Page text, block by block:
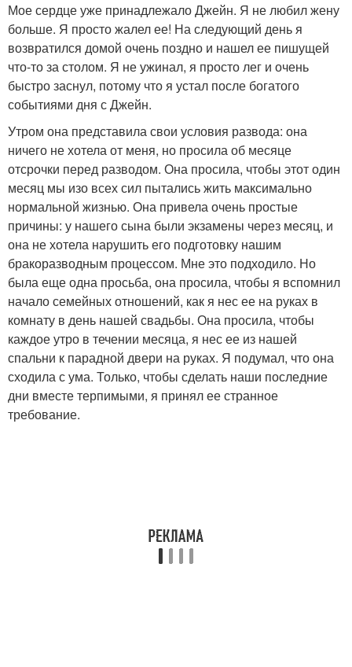
Мое сердце уже принадлежало Джейн. Я не любил жену
больше. Я просто жалел ее! На следующий день я
возвратился домой очень поздно и нашел ее пишущей
что-то за столом. Я не ужинал, я просто лег и очень
быстро заснул, потому что я устал после богатого
событиями дня с Джейн.
Утром она представила свои условия развода: она
ничего не хотела от меня, но просила об месяце
отсрочки перед разводом. Она просила, чтобы этот один
месяц мы изо всех сил пытались жить максимально
нормальной жизнью. Она привела очень простые
причины: у нашего сына были экзамены через месяц, и
она не хотела нарушить его подготовку нашим
бракоразводным процессом. Мне это подходило. Но
была еще одна просьба, она просила, чтобы я вспомнил
начало семейных отношений, как я нес ее на руках в
комнату в день нашей свадьбы. Она просила, чтобы
каждое утро в течении месяца, я нес ее из нашей
спальни к парадной двери на руках. Я подумал, что она
сходила с ума. Только, чтобы сделать наши последние
дни вместе терпимыми, я принял ее странное
требование.